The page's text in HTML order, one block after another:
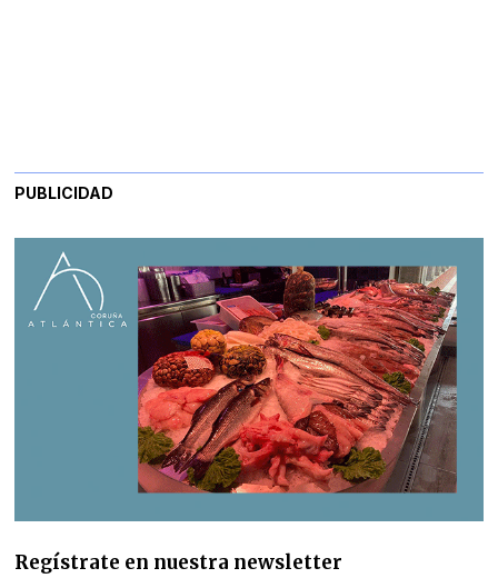
PUBLICIDAD
Regístrate en nuestra newsletter